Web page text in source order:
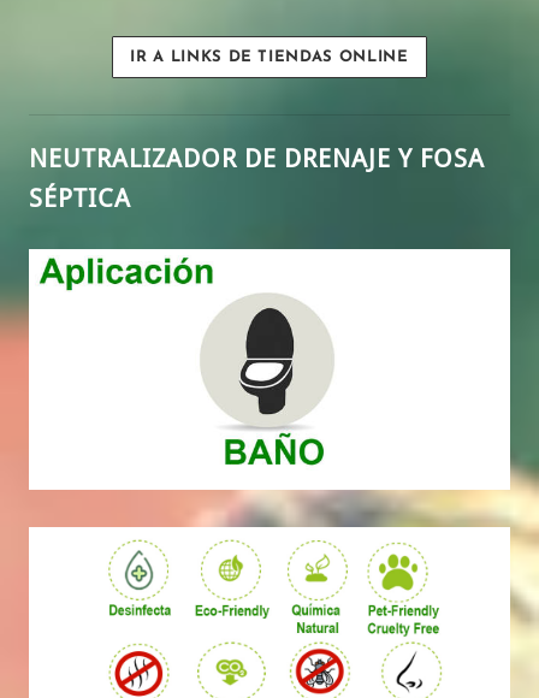
IR A LINKS DE TIENDAS ONLINE
NEUTRALIZADOR DE DRENAJE Y FOSA
SÉPTICA